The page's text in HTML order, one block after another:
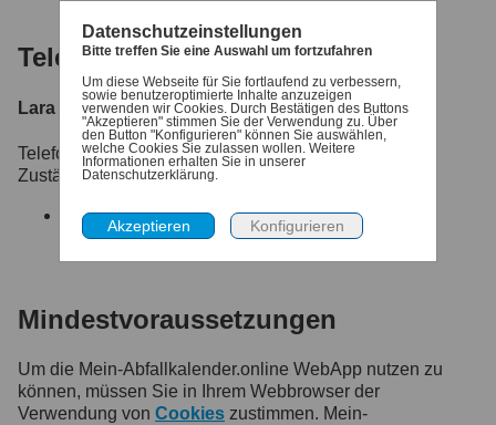
Telefonische Ansprechpartner
Lara Wüstenhagen
Telefon:06039-481-222
Zuständig für:
Tonne nicht geleert
Mindestvoraussetzungen
Um die Mein-Abfallkalender.online WebApp nutzen zu
können, müssen Sie in Ihrem Webbrowser der
Verwendung von Cookies zustimmen. Mein-
Datenschutzeinstellungen
Bitte treffen Sie eine Auswahl um fortzufahren
Um diese Webseite für Sie fortlaufend zu verbessern,
sowie benutzeroptimierte Inhalte anzuzeigen
verwenden wir Cookies. Durch Bestätigen des Buttons
"Akzeptieren" stimmen Sie der Verwendung zu. Über
den Button "Konfigurieren" können Sie auswählen,
welche Cookies Sie zulassen wollen. Weitere
Informationen erhalten Sie in unserer
Datenschutzerklärung.